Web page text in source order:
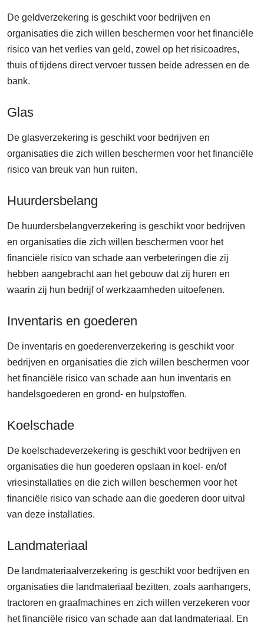
De geldverzekering is geschikt voor bedrijven en
organisaties die zich willen beschermen voor het financiële
risico van het verlies van geld, zowel op het risicoadres,
thuis of tijdens direct vervoer tussen beide adressen en de
bank.
Glas
De glasverzekering is geschikt voor bedrijven en
organisaties die zich willen beschermen voor het financiële
risico van breuk van hun ruiten.
Huurdersbelang
De huurdersbelangverzekering is geschikt voor bedrijven
en organisaties die zich willen beschermen voor het
financiële risico van schade aan verbeteringen die zij
hebben aangebracht aan het gebouw dat zij huren en
waarin zij hun bedrijf of werkzaamheden uitoefenen.
Inventaris en goederen
De inventaris en goederenverzekering is geschikt voor
bedrijven en organisaties die zich willen beschermen voor
het financiële risico van schade aan hun inventaris en
handelsgoederen en grond- en hulpstoffen.
Koelschade
De koelschadeverzekering is geschikt voor bedrijven en
organisaties die hun goederen opslaan in koel- en/of
vriesinstallaties en die zich willen beschermen voor het
financiële risico van schade aan die goederen door uitval
van deze installaties.
Landmateriaal
De landmateriaalverzekering is geschikt voor bedrijven en
organisaties die landmateriaal bezitten, zoals aanhangers,
tractoren en graafmachines en zich willen verzekeren voor
het financiële risico van schade aan dat landmateriaal. En